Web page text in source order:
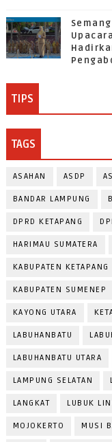
TIPS
TAGS
ASAHAN ASDP
BANDAR LAMPUNG
DPRD KETAPANG
HARIMAU SUMATERA
KABUPATEN KETAPANG
KABUPATEN SUMENEP
KAYONG UTARA
LABUHANBATU
LABUHANBATU UTARA
LAMPUNG SELATAN
LANGKAT LUBUK
MOJOKERTO MUSI